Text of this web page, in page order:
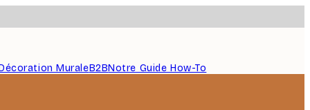
MuraleB2BNotre Guide How-To